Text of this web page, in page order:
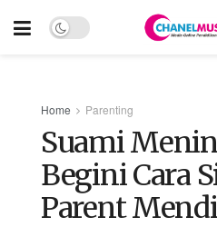
Home Parenting
Suami
Begini Cara
Parent